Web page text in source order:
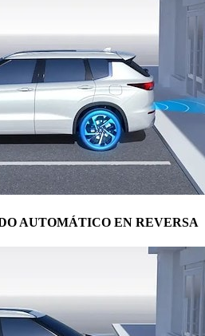
AUTOMÁTICO EN REVERSA